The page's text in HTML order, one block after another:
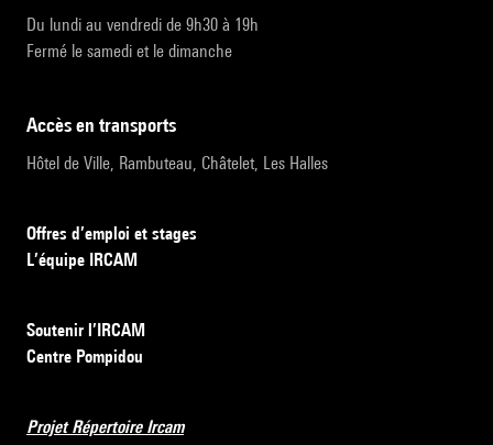
Du lundi au vendredi de 9h30 à 19h
Fermé le samedi et le dimanche
accès en transports
Hôtel de Ville, Rambuteau, Châtelet, Les Halles
Offres d’emploi et stages
L’équipe IRCAM
Soutenir l’IRCAM
Centre Pompidou
Projet Répertoire Ircam